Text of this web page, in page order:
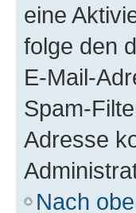
eine
folge den
E-Mail-
Spam-
Adresse
Nach